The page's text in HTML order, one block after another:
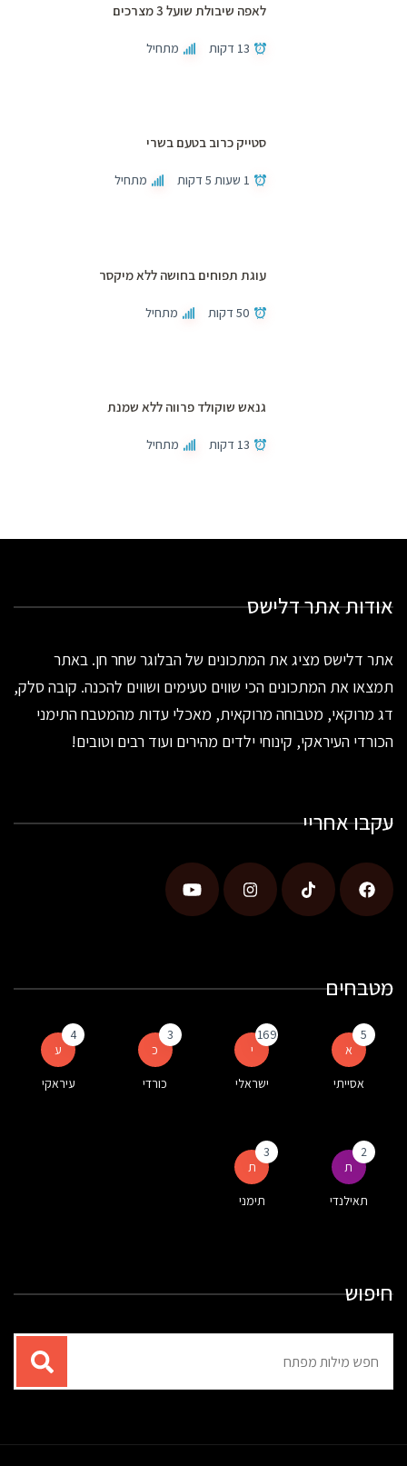
לאפה שיבולת שועל 3 מצרכים
13 דקות מתחיל
סטייק כרוב בטעם בשרי
1 שעות 5 דקות מתחיל
עוגת תפוחים בחושה ללא מיקסר
50 דקות מתחיל
גנאש שוקולד פרווה ללא שמנת
13 דקות מתחיל
אודות אתר דלישס
אתר דלישס מציג את המתכונים של הבלוגר שחר חן. באתר
תמצאו את המתכונים הכי שווים טעימים ושווים להכנה. קובה סלק,
דג מרוקאי, מטבוחה מרוקאית, מאכלי עדות מהמטבח התימני
הכורדי העיראקי, קינוחי ילדים מהירים ועוד רבים וטובים!
עקבו אחריי
מטבחים
א
5
אסייתי
י
169
ישראלי
כ
3
כורדי
ע
4
עיראקי
ת
2
תאילנדי
ת
3
תימני
חיפוש
עבור